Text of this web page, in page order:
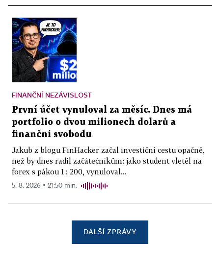
FINANČNÍ NEZÁVISLOST
První účet vynuloval za měsíc. Dnes má
portfolio o dvou milionech dolarů a
finanční svobodu
Jakub z blogu FinHacker začal investiční cestu opačně,
než by dnes radil začátečníkům: jako student vletěl na
forex s pákou 1 : 200, vynuloval...
5. 8. 2026 ▪ 21:50 min.
DALŠÍ ZPRÁVY